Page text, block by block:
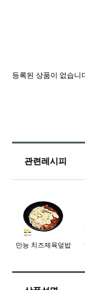
등록된 상품이 없습니
관련레시피
만능 치즈제육덮밥